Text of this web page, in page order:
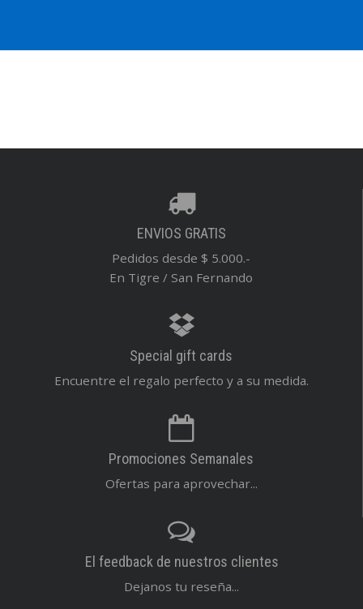
ENVIOS GRATIS
Pedidos desde $ 5.000.-
En Tigre / San Fernando
Special gift cards
Encuentre el regalo perfecto y a su medida.
Promociones Semanales
Ofertas para aprovechar...
El feedback de nuestros clientes
Dejanos tu reseña...